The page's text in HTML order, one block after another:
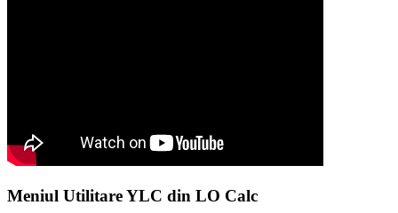
Meniul Utilitare YLC din LO Calc